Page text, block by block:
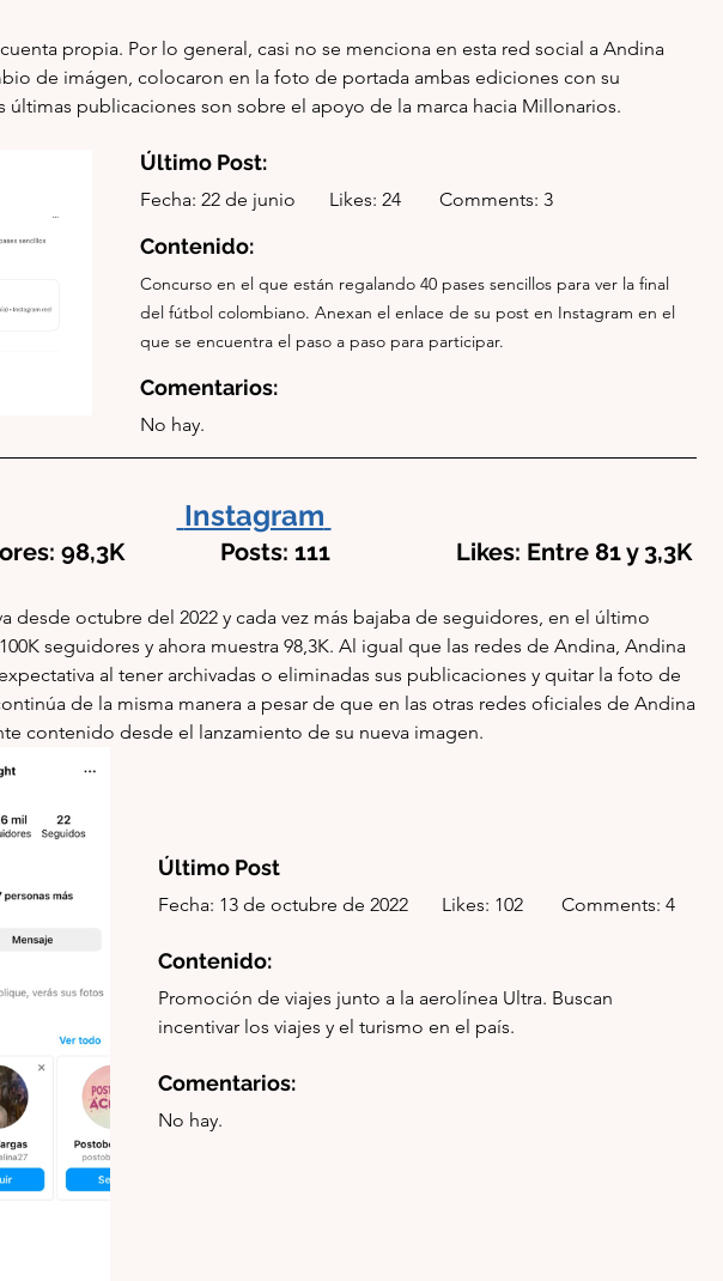
propia. Por lo general, casi no se menciona en esta red social a Andina
de imágen, colocaron en la foto de portada ambas ediciones con su
últimas publicaciones son sobre el apoyo de la marca hacia Millonarios.
Último Post:
Fecha: 22 de junio       Likes: 24        Comments: 3
Contenido:
Concurso en el que están regalando 40 pases sencillos para ver la final
del fútbol colombiano. Anexan el enlace de su post en Instagram en el
que se encuentra el paso a paso para participar.
Comentarios:
No hay.
Instagram
Seguidores: 98,3K                Posts: 111                     Likes: Entre 81 y 3,3K
desde octubre del 2022 y cada vez más bajaba de seguidores, en el último
seguidores y ahora muestra 98,3K. Al igual que las redes de Andina, Andina
al tener archivadas o eliminadas sus publicaciones y quitar la foto de
de la misma manera a pesar de que en las otras redes oficiales de Andina
contenido desde el lanzamiento de su nueva imagen.
Último Post
Fecha: 13 de octubre de 2022       Likes: 102        Comments: 4
Contenido:
Promoción de viajes junto a la aerolínea Ultra. Buscan
incentivar los viajes y el turismo en el país.
Comentarios:
No hay.